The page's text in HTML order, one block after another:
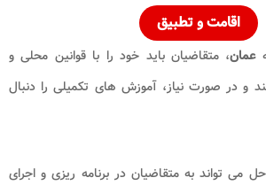
اقامت و تطبیق
عمان، متقاضیان باید خود را با قوانین محلی و
و در صورت نیاز، آموزش های تکمیلی را دنبال
می تواند به متقاضیان در برنامه ریزی و اجرای